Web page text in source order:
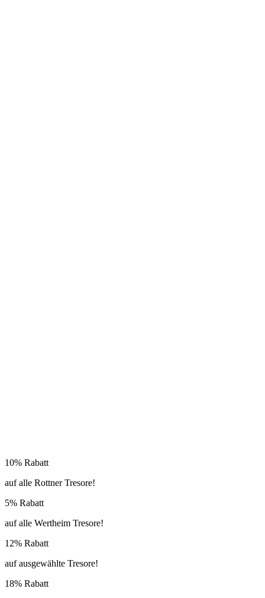
10% Rabatt
auf alle Rottner Tresore!
5% Rabatt
auf alle Wertheim Tresore!
12% Rabatt
auf ausgewählte Tresore!
18% Rabatt